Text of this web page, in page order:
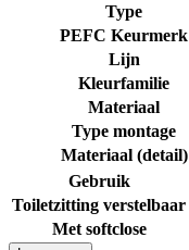
Type
PEFC Keurmerk
Lijn
Kleurfamilie
Materiaal
Type montage
Materiaal (detail)
Gebruik
Toiletzitting verstelbaar
Met softclose